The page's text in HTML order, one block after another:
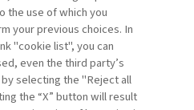
the use of which you
your previous choices. In
"cookie list", you can
even the third party’s
selecting the "Reject all
the “X” button will result